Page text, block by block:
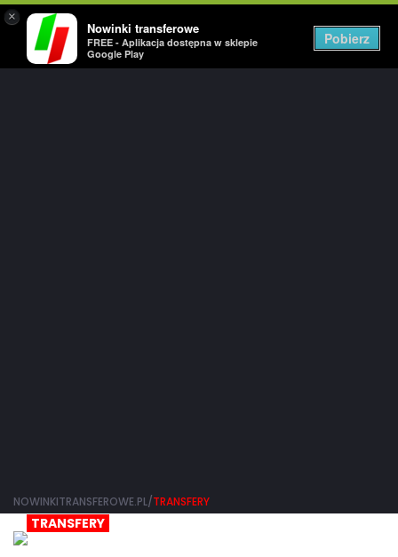
×
Nowinki transferowe
FREE - Aplikacja dostępna w sklepie
Google Play
Pobierz
NOWINKITRANSFEROWE.PL/TRANSFERY
TRANSFERY